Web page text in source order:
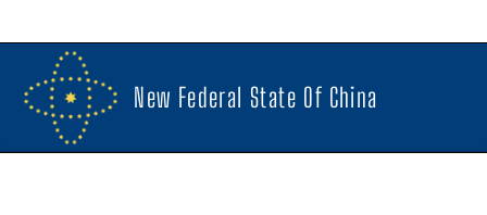
New Federal State Of China